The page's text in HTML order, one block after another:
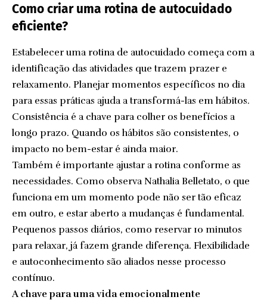
Como criar uma rotina de autocuidado
eficiente?
Estabelecer uma rotina de autocuidado começa com a
identificação das atividades que trazem prazer e
relaxamento. Planejar momentos específicos no dia
para essas práticas ajuda a transformá-las em hábitos.
Consistência é a chave para colher os benefícios a
longo prazo. Quando os hábitos são consistentes, o
impacto no bem-estar é ainda maior.
Também é importante ajustar a rotina conforme as
necessidades. Como observa Nathalia Belletato, o que
funciona em um momento pode não ser tão eficaz
em outro, e estar aberto a mudanças é fundamental.
Pequenos passos diários, como reservar 10 minutos
para relaxar, já fazem grande diferença. Flexibilidade
e autoconhecimento são aliados nesse processo
contínuo.
A chave para uma vida emocionalmente